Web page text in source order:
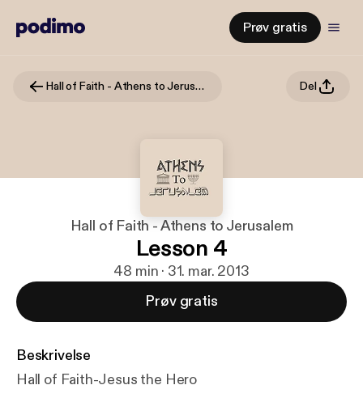
Prøv gratis
Hall of Faith - Athens to Jerusalem Del
Hall of Faith - Athens to Jerusalem
Lesson 4
48 min · 31. mar. 2013
Prøv gratis
Beskrivelse
Hall of Faith-Jesus the Hero